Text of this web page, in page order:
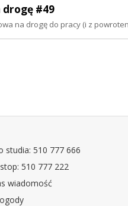
drogę #49
na drogę do pracy (i z
studia: 510 777 666
510 777 222
wiadomość